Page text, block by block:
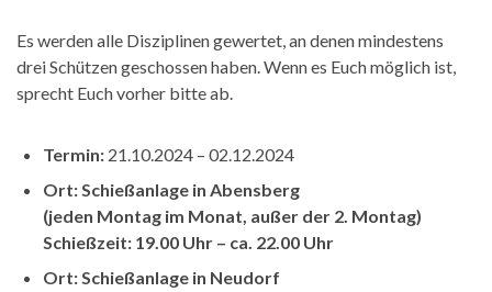
Es werden alle Disziplinen gewertet, an denen mindestens
drei Schützen geschossen haben. Wenn es Euch möglich ist,
sprecht Euch vorher bitte ab.
Termin: 21.10.2024 – 02.12.2024
Ort: Schießanlage in Abensberg
(jeden Montag im Monat, außer der 2. Montag)
Schießzeit: 19.00 Uhr – ca. 22.00 Uhr
Ort: Schießanlage in Neudorf